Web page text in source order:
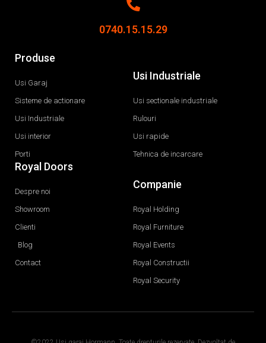
0740.15.15.29
Produse
Usi Garaj
Sisteme de actionare
Usi Industriale
Usi interior
Porti
Usi Industriale
Usi sectionale industriale
Rulouri
Usi rapide
Tehnica de incarcare
Royal Doors
Despre noi
Showroom
Clienti
Blog
Contact
Companie
Royal Holding
Royal Furniture
Royal Events
Royal Constructii
Royal Security